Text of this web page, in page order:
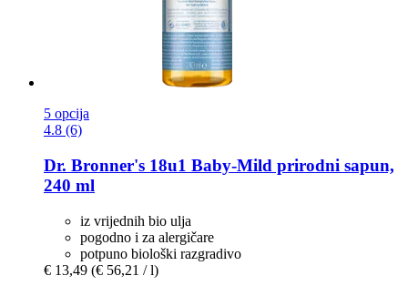
5 opcija
4.8 (6)
Dr. Bronner's 18u1 Baby-​Mild prirodni sapun,
240 ml
iz vrijednih bio ulja
pogodno i za alergičare
potpuno biološki razgradivo
€ 13,49 (€ 56,21 / l)